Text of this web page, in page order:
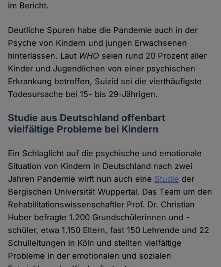
im Bericht.
Deutliche Spuren habe die Pandemie auch in der
Psyche von Kindern und jungen Erwachsenen
hinterlassen. Laut WHO seien rund 20 Prozent aller
Kinder und Jugendlichen von einer psychischen
Erkrankung betroffen, Suizid sei die vierthäufigste
Todesursache bei 15- bis 29-Jährigen.
Studie aus Deutschland offenbart
vielfältige Probleme bei Kindern
Ein Schlaglicht auf die psychische und emotionale
Situation von Kindern in Deutschland nach zwei
Jahren Pandemie wirft nun auch eine Studie der
Bergischen Universität Wuppertal. Das Team um den
Rehabilitationswissenschaftler Prof. Dr. Christian
Huber befragte 1.200 Grundschülerinnen und -
schüler, etwa 1.150 Eltern, fast 150 Lehrende und 22
Schulleitungen in Köln und stellten vielfältige
Probleme in der emotionalen und sozialen